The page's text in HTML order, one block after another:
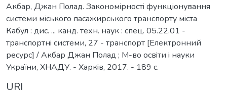
Акбар, Джан Полад. Закономiрностi функцiонування
системи мiського пасажирського транспорту мiста
Кабул : дис. ... канд. техн. наук : спец. 05.22.01 -
транспортнi системи, 27 - транспорт [Електронний
ресурс] / Акбар Джан Полад ; М-во освiти i науки
України, ХНАДУ. - Харкiв, 2017. - 189 с.
URI